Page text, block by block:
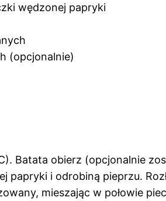
wędzonej papryki
(opcjonalnie)
Batata obierz (opcjonalnie
papryki i odrobiną pieprzu.
mieszając w połowie